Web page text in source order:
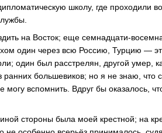
школу, где проходили
на Восток; еще семнадцати-
один через всю Россию, Турцию —
один был расстрелян, другой умер,
ранних большевиков; но я не знаю,
могу вспомнить. Вдруг бы оказалось,
стороны была моей крестной; на